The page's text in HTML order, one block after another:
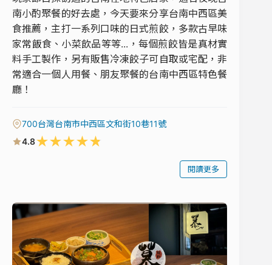
南小酌聚餐的好去處，今天要來分享台南中西區美
食推薦，主打一系列口味的日式煎餃，多款古早味
家常飯食、小菜飲品等等...，每個煎餃皆是真材實
料手工製作，另有販售冷凍餃子可自取或宅配，非
常適合一個人用餐、朋友聚餐的台南中西區特色餐
廳！
700台灣台南市中西區文和街10巷11號
4.8★★★★★
閱讀更多